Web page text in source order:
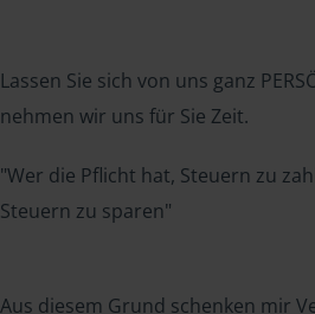
Lassen Sie sich von uns ganz
nehmen wir uns für Sie Zeit.
"Wer die Pflicht hat, Steuern zu
Steuern zu sparen"
Aus diesem Grund schenken mir